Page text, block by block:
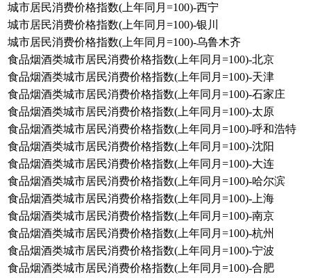
城市居民消费价格指数(上年同月=100)-西宁
城市居民消费价格指数(上年同月=100)-银川
城市居民消费价格指数(上年同月=100)-乌鲁木齐
食品烟酒类城市居民消费价格指数(上年同月=100)-北京
食品烟酒类城市居民消费价格指数(上年同月=100)-天津
食品烟酒类城市居民消费价格指数(上年同月=100)-石家庄
食品烟酒类城市居民消费价格指数(上年同月=100)-太原
食品烟酒类城市居民消费价格指数(上年同月=100)-呼和浩特
食品烟酒类城市居民消费价格指数(上年同月=100)-沈阳
食品烟酒类城市居民消费价格指数(上年同月=100)-大连
食品烟酒类城市居民消费价格指数(上年同月=100)-哈尔滨
食品烟酒类城市居民消费价格指数(上年同月=100)-上海
食品烟酒类城市居民消费价格指数(上年同月=100)-南京
食品烟酒类城市居民消费价格指数(上年同月=100)-杭州
食品烟酒类城市居民消费价格指数(上年同月=100)-宁波
食品烟酒类城市居民消费价格指数(上年同月=100)-合肥